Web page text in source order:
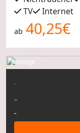
TV
Internet
ab 40,25€
-
-
-
Anzeige